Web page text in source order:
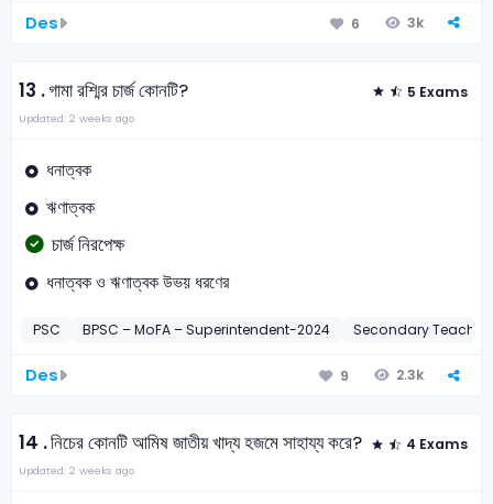
Des 6 3k
13 .গামা রশ্মির চার্জ কোনটি? 5 Exams
Updated: 2 weeks ago
ধনাত্বক
ঋণাত্বক
চার্জ নিরপেক্ষ
ধনাত্বক ও ঋণাত্বক উভয় ধরণের
PSC BPSC – MoFA – Superintendent-2024 Secondary Teacher
Des 9 2.3k
14 .নিচের কোনটি আমিষ জাতীয় খাদ্য হজমে সাহায্য করে? 4 Exams
Updated: 2 weeks ago